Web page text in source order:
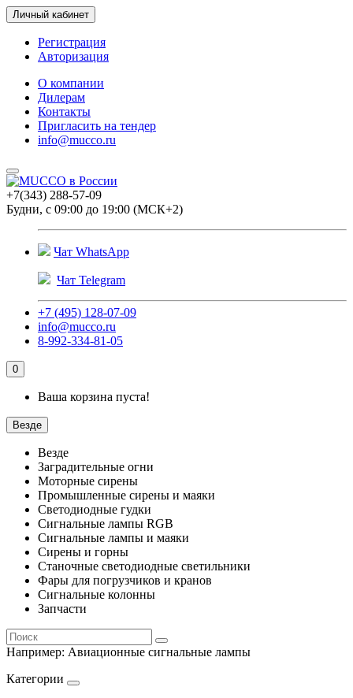
Личный кабинет
Регистрация
Авторизация
О компании
Дилерам
Контакты
Пригласить на тендер
info@mucco.ru
+7(343) 288-57-09
Будни, с 09:00 до 19:00 (МСК+2)
Чат WhatsApp
Чат Telegram
+7 (495) 128-07-09
info@mucco.ru
8-992-334-81-05
0
Ваша корзина пуста!
Везде
Везде
Заградительные огни
Моторные сирены
Промышленные сирены и маяки
Светодиодные гудки
Сигнальные лампы RGB
Сигнальные лампы и маяки
Сирены и горны
Станочные светодиодные светильники
Фары для погрузчиков и кранов
Сигнальные колонны
Запчасти
Например: Авиационные сигнальные лампы
Категории